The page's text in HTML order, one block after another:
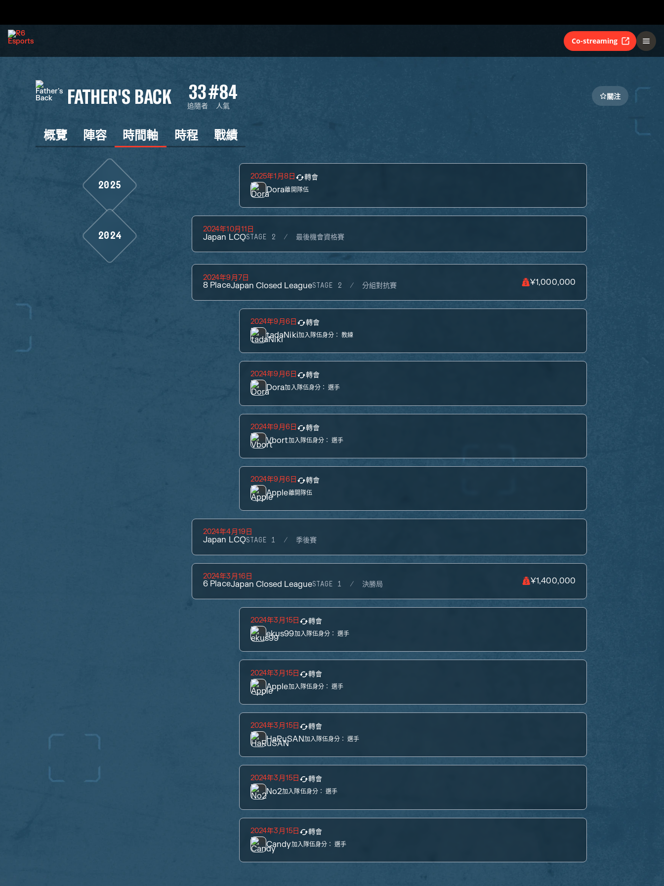
Co-streaming
FATHER'S BACK 33
追隨者
#84
人氣
關注
概覽 陣容 時間軸 時程 戰績
2025
2025年1月8日 轉會
Dora離開隊伍
2024
2024年10月11日
Japan LCQSTAGE 2 最後機會資格賽
2024年9月7日
8 PlaceJapan Closed LeagueSTAGE 2 分組對抗賽 ¥1,000,000
2024年9月6日 轉會
tadaNiki加入隊伍身分： 教練
2024年9月6日 轉會
Dora加入隊伍身分： 選手
2024年9月6日 轉會
Vbort加入隊伍身分： 選手
2024年9月6日 轉會
Apple離開隊伍
2024年4月19日
Japan LCQSTAGE 1 季後賽
2024年3月16日
6 PlaceJapan Closed LeagueSTAGE 1 決勝局 ¥1,400,000
2024年3月15日 轉會
ekus99加入隊伍身分： 選手
2024年3月15日 轉會
Apple加入隊伍身分： 選手
2024年3月15日 轉會
HaRuSAN加入隊伍身分： 選手
2024年3月15日 轉會
No2加入隊伍身分： 選手
2024年3月15日 轉會
Candy加入隊伍身分： 選手